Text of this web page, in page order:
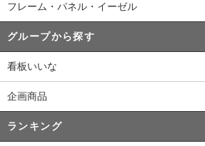
フレーム・パネル・イーゼル
グループから探す
看板いいな
企画商品
ランキング